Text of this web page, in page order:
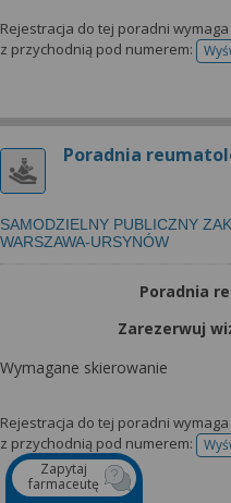
Rejestracja do tej poradni
z przychodnią pod numerem:
Poradnia
SAMODZIELNY PUBLICZNY
WARSZAWA-URSYNÓW
Poradnia
Zarezerwuj
Wymagane skierowanie
Rejestracja do tej poradni
z przychodnią pod numerem:
Zapytaj
farmaceutę